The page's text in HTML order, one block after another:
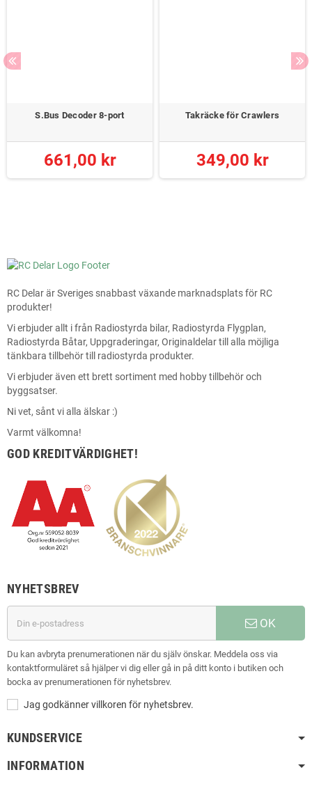
S.Bus Decoder 8-port
661,00 kr
Takräcke för Crawlers
349,00 kr
RC Delar är Sveriges snabbast växande marknadsplats för RC
produkter!
Vi erbjuder allt i från Radiostyrda bilar, Radiostyrda Flygplan,
Radiostyrda Båtar, Uppgraderingar, Originaldelar till alla möjliga
tänkbara tillbehör till radiostyrda produkter.
Vi erbjuder även ett brett sortiment med hobby tillbehör och
byggsatser.
Ni vet, sånt vi alla älskar :)
Varmt välkomna!
GOD KREDITVÄRDIGHET!
NYHETSBREV
OK
Du kan avbryta prenumerationen när du själv önskar. Meddela oss via
kontaktformuläret så hjälper vi dig eller gå in på ditt konto i butiken och
bocka av prenumerationen för nyhetsbrev.
Jag godkänner villkoren för nyhetsbrev.
KUNDSERVICE
INFORMATION